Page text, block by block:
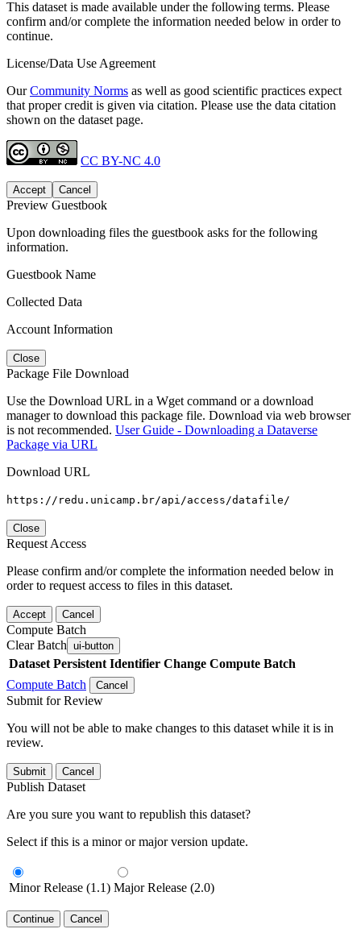
This dataset is made available under the following terms. Please
confirm and/or complete the information needed below in order to
continue.
License/Data Use Agreement
OurCommunity Norms as well as good scientific practices expect
that proper credit is given via citation. Please use the data citation
shown on the dataset page.
CC BY-NC 4.0
Accept Cancel
Preview Guestbook
Upon downloading files the guestbook asks for the following
information.
Guestbook Name
Collected Data
Account Information
Close
Package File Download
Use the Download URL in a Wget command or a download
manager to download this package file. Download via web browser
is not recommended. User Guide - Downloading a Dataverse
Package via URL
Download URL
https://redu.unicamp.br/api/access/datafile/
Close
Request Access
Please confirm and/or complete the information needed below in
order to request access to files in this dataset.
Accept Cancel
Compute Batch
Clear Batch ui-button
Dataset Persistent Identifier Change Compute Batch
Compute Batch
Cancel
Submit for Review
You will not be able to make changes to this dataset while it is in
review.
Submit Cancel
Publish Dataset
Are you sure you want to republish this dataset?
Select if this is a minor or major version update.
Minor Release (1.1) Major Release (2.0)
Continue Cancel